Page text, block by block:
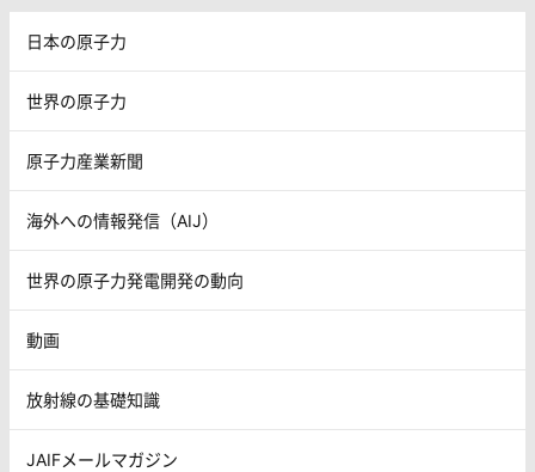
日本の原子力
世界の原子力
原子力産業新聞
海外への情報発信（AIJ）
世界の原子力発電開発の動向
動画
放射線の基礎知識
JAIFメールマガジン